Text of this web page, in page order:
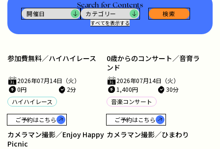
Search for Contents
検索
すべてを表示する
参加費無料／ハイハイレース
2026年07月14日（火）
0円
2分
ハイハイレース
ご予約はこちら
0歳からのコンサート／音育ラ
ンド
2026年07月14日（火）
1,400円
30分
音楽コンサート
ご予約はこちら
カメラマン撮影／Enjoy Happy
Picnic
カメラマン撮影／ひまわり